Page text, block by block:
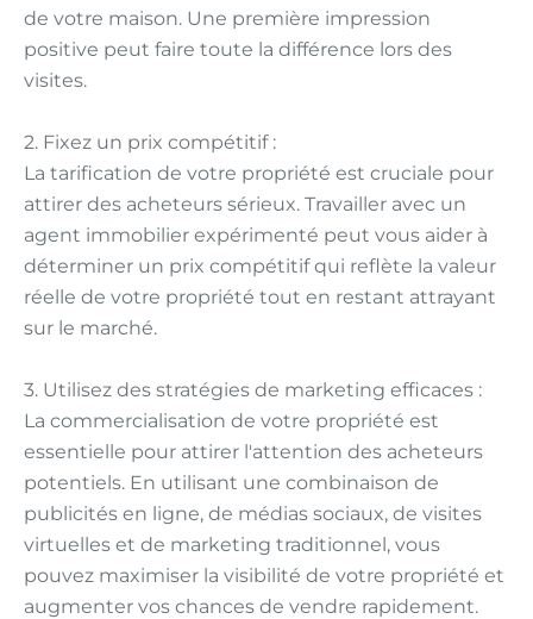
de votre maison. Une première impression
positive peut faire toute la différence lors des
visites.
2. Fixez un prix compétitif :
La tarification de votre propriété est cruciale pour
attirer des acheteurs sérieux. Travailler avec un
agent immobilier expérimenté peut vous aider à
déterminer un prix compétitif qui reflète la valeur
réelle de votre propriété tout en restant attrayant
sur le marché.
3. Utilisez des stratégies de marketing efficaces :
La commercialisation de votre propriété est
essentielle pour attirer l'attention des acheteurs
potentiels. En utilisant une combinaison de
publicités en ligne, de médias sociaux, de visites
virtuelles et de marketing traditionnel, vous
pouvez maximiser la visibilité de votre propriété et
augmenter vos chances de vendre rapidement.